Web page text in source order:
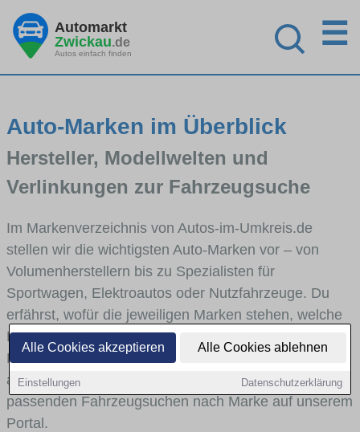
Alle Cookies akzeptieren Alle Cookies ablehnen
Einstellungen Datenschutzerklärung
Automarkt
Zwickau.de
Autos einfach finden
☰
Auto-Marken im Überblick
Hersteller, Modellwelten und
Verlinkungen zur Fahrzeugsuche
Im Markenverzeichnis von Autos-im-Umkreis.de
stellen wir die wichtigsten Auto-Marken vor – von
Volumenherstellern bis zu Spezialisten für
Sportwagen, Elektroautos oder Nutzfahrzeuge. Du
erfährst, wofür die jeweiligen Marken stehen, welche
Fahrzeugklassen sie abdecken und wie sich die
Modellwelten unterscheiden. Von den Markenportraits
aus gelangst du mit internen Links bequem zu den
passenden Fahrzeugsuchen nach Marke auf unserem
Portal.